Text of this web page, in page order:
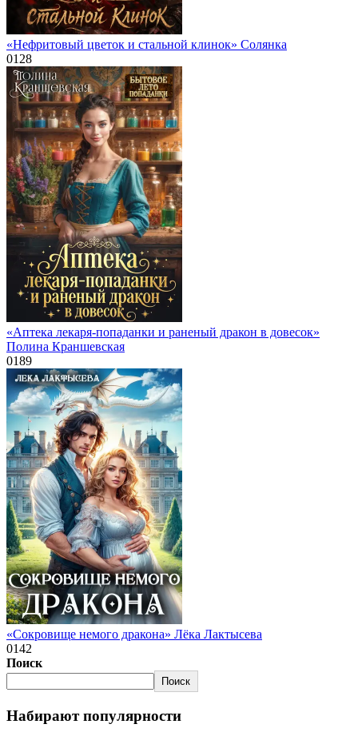
«Нефритовый цветок и стальной клинок» Солянка
0128
«Аптека лекаря-попаданки и раненый дракон в довесок»
Полина Краншевская
0189
«Сокровище немого дракона» Лёка Лактысева
0142
Поиск
Поиск
Набирают популярности